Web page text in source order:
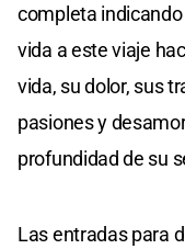
completa
vida a este viaje
vida, su dolor, sus
pasiones y
profundidad de su
Las entradas para